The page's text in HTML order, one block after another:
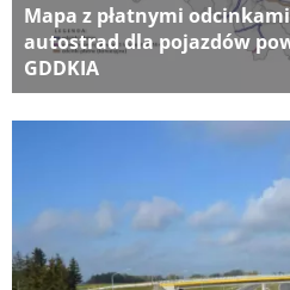
Mapa z płatnymi
autostrad dla pojazdów
GDDKIA